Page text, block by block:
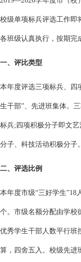
校级单项标兵评选工作即
各班级认真执行，按期完
一、评比类型
本年度评选三项标兵、四
生干部”、先进班集体。
标兵;四项积极分子即文
分子、科技活动积极分子。
二、评选比例
本年度市级“三好学生”18
个。市级名额分配由学校
优秀学生干部人数平行班
算，四舍五入。校级先进